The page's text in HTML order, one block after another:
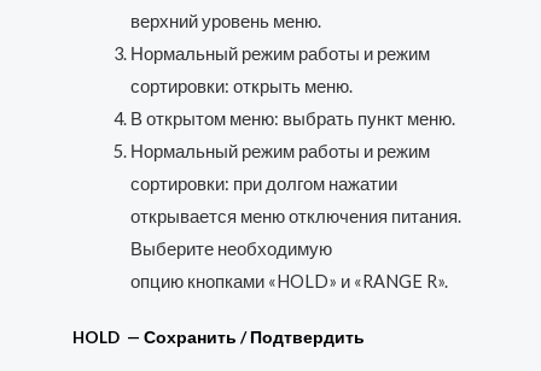
верхний уровень меню.
Нормальный режим работы и режим
сортировки: открыть меню.
В открытом меню: выбрать пункт меню.
Нормальный режим работы и режим
сортировки: при долгом нажатии
открывается меню отключения питания.
Выберите необходимую
опцию кнопками «HOLD» и «RANGE R».
HOLD — Сохранить / Подтвердить